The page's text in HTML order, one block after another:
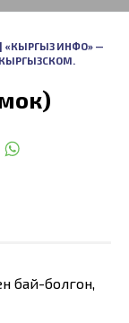
«КЫРГЫЗ ИНФО» —
бай-болгон,